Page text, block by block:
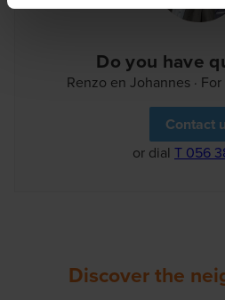
Do you have
Renzo en Johannes ·
Contact
or dial T 056
Discover the